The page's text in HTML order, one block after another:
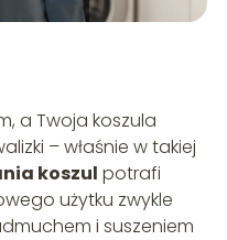
a Twoja koszula
– właśnie w takiej
koszul potrafi
użytku zwykle
i suszeniem